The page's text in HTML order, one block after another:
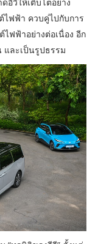
ไฟฟ้า ควบคู่ไปกับการ
ฟฟ้าอย่างต่อเนื่อง อีก
และเป็นรูปธรรม